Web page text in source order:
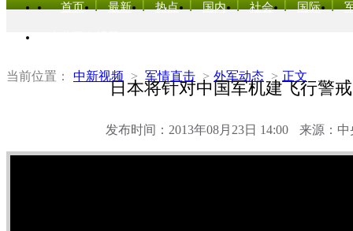
首页 最新 热点 国内 社会 国际
当前位置： 中新视频 > 军情直击 > 外军动态 > 正文
日本将针对中国军机建飞行警
发布时间：2013年08月23日 14:00 来源：中